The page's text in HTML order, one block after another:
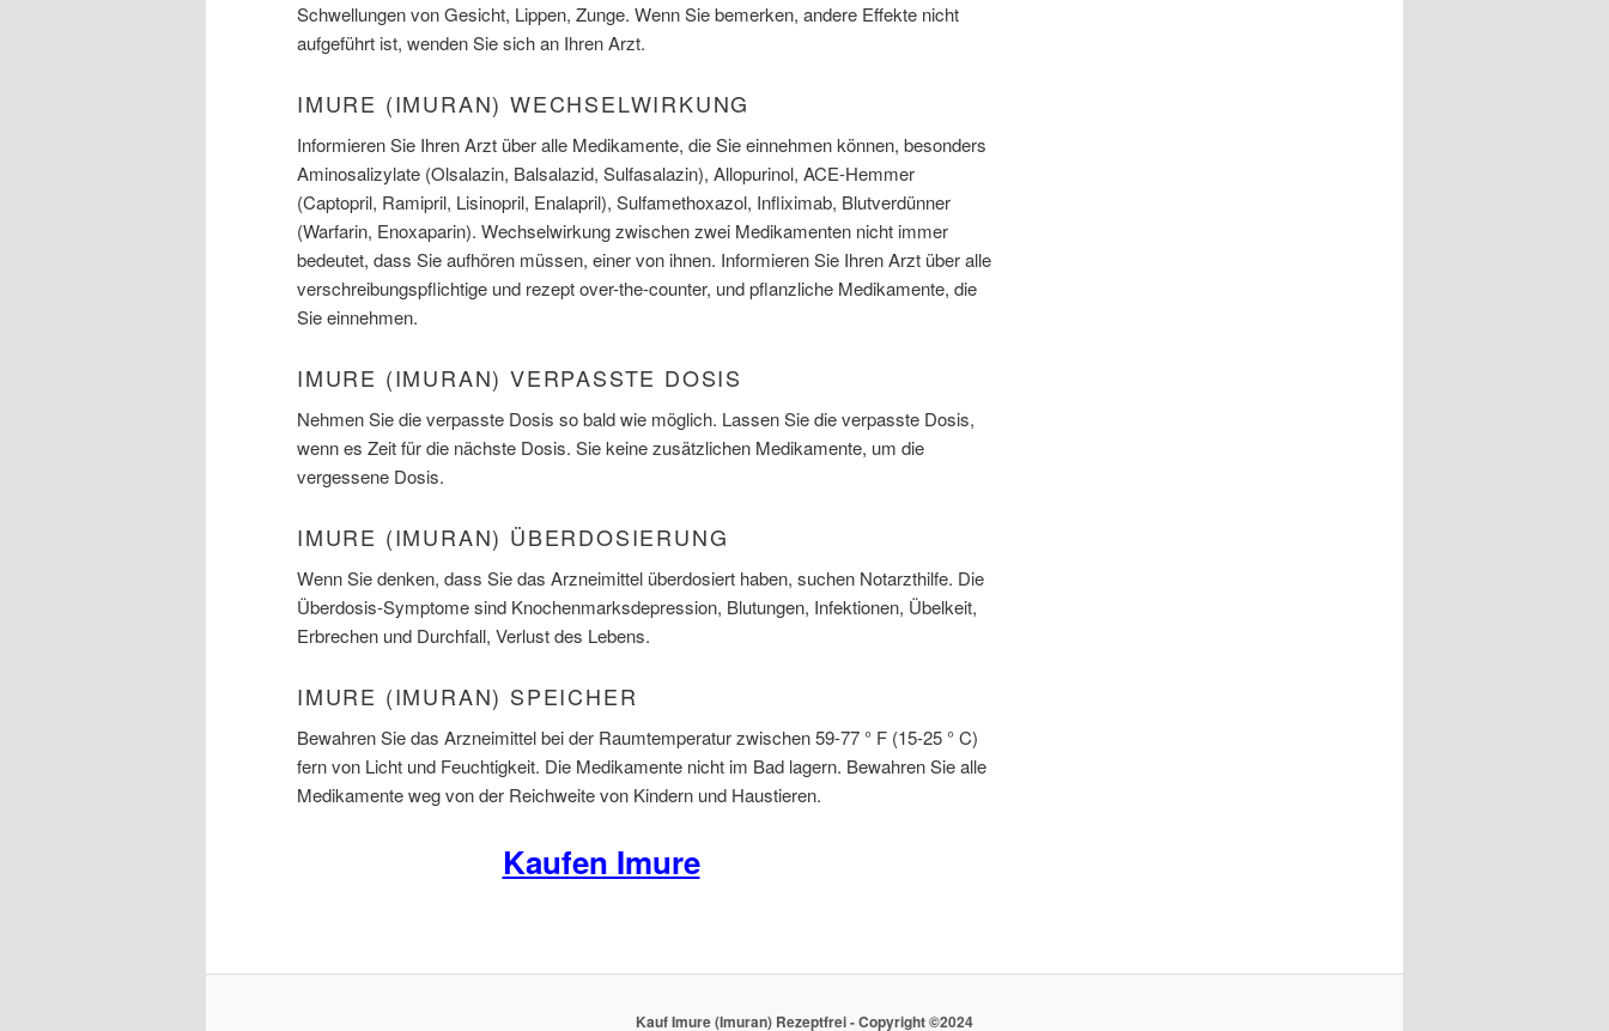
Schwellungen von Gesicht, Lippen, Zunge. Wenn Sie bemerken, andere Effekte nicht
aufgeführt ist, wenden Sie sich an Ihren Arzt.
IMURE (IMURAN) WECHSELWIRKUNG
Informieren Sie Ihren Arzt über alle Medikamente, die Sie einnehmen können, besonders
Aminosalizylate (Olsalazin, Balsalazid, Sulfasalazin), Allopurinol, ACE-Hemmer
(Captopril, Ramipril, Lisinopril, Enalapril), Sulfamethoxazol, Infliximab, Blutverdünner
(Warfarin, Enoxaparin). Wechselwirkung zwischen zwei Medikamenten nicht immer
bedeutet, dass Sie aufhören müssen, einer von ihnen. Informieren Sie Ihren Arzt über alle
verschreibungspflichtige und rezept over-the-counter, und pflanzliche Medikamente, die
Sie einnehmen.
IMURE (IMURAN) VERPASSTE DOSIS
Nehmen Sie die verpasste Dosis so bald wie möglich. Lassen Sie die verpasste Dosis,
wenn es Zeit für die nächste Dosis. Sie keine zusätzlichen Medikamente, um die
vergessene Dosis.
IMURE (IMURAN) ÜBERDOSIERUNG
Wenn Sie denken, dass Sie das Arzneimittel überdosiert haben, suchen Notarzthilfe. Die
Überdosis-Symptome sind Knochenmarksdepression, Blutungen, Infektionen, Übelkeit,
Erbrechen und Durchfall, Verlust des Lebens.
IMURE (IMURAN) SPEICHER
Bewahren Sie das Arzneimittel bei der Raumtemperatur zwischen 59-77 ° F (15-25 ° C)
fern von Licht und Feuchtigkeit. Die Medikamente nicht im Bad lagern. Bewahren Sie alle
Medikamente weg von der Reichweite von Kindern und Haustieren.
Kaufen Imure
Kauf Imure (Imuran) Rezeptfrei - Copyright ©2024